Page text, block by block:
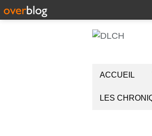
ACCUEIL
LES